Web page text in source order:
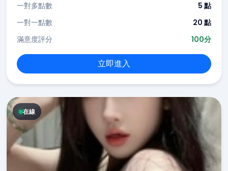
一對多點數
5 點
一對一點數
20 點
滿意度評分
100分
立即進入
在線